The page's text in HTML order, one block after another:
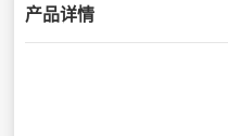
产品详情